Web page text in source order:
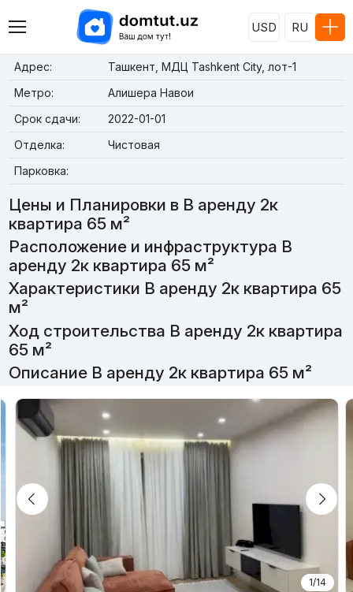
USD RU
Адрес:
Ташкент, МДЦ Tashkent City, лот-1
Метро:
Алишера Навои
Срок сдачи:
2022-01-01
Отделка:
Чистовая
Парковка:
Цены и Планировки в В аренду 2к
квартира 65 м²
Расположение и инфраструктура В
аренду 2к квартира 65 м²
Характеристики В аренду 2к квартира 65
м²
Ход строительства В аренду 2к квартира
65 м²
Описание В аренду 2к квартира 65 м²
1/14